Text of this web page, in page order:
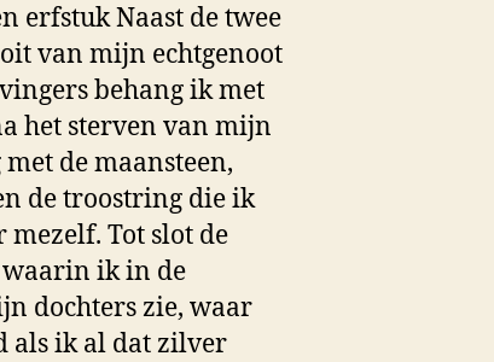
erfstuk Naast de twee
van mijn echtgenoot
behang ik met
het sterven van mijn
de maansteen,
de troostring die ik
mezelf. Tot slot de
ik in de
dochters zie, waar
als ik al dat zilver